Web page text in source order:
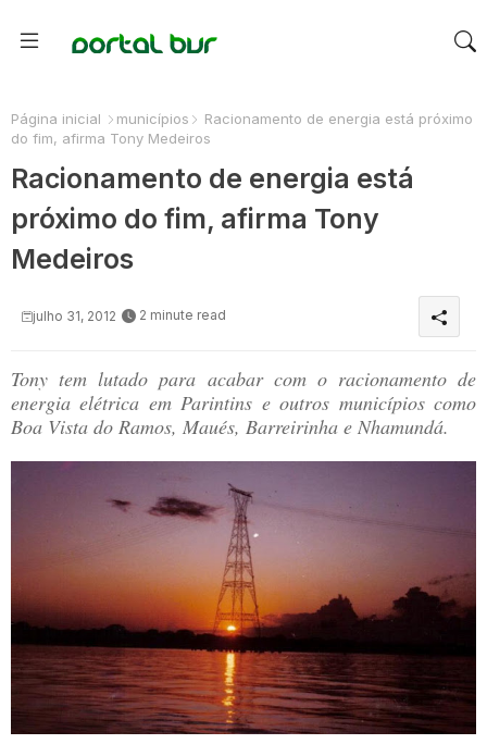
Página inicial municípios
Racionamento de energia está próximo
do fim, afirma Tony Medeiros
Racionamento de energia está
próximo do fim, afirma Tony
Medeiros
julho 31, 2012 2 minute read
Tony tem lutado para acabar com o racionamento de
energia elétrica em Parintins e outros municípios como
Boa Vista do Ramos, Maués, Barreirinha e Nhamundá.